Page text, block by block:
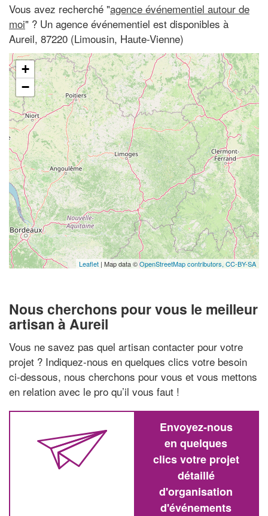
Vous avez recherché "agence événementiel autour de
moi" ? Un agence événementiel est disponibles à
Aureil, 87220 (Limousin, Haute-Vienne)
+
−
Leaflet | Map data ©OpenStreetMap contributors, CC-BY-SA
Nous cherchons pour vous le meilleur
artisan à Aureil
Vous ne savez pas quel artisan contacter pour votre
projet ? Indiquez-nous en quelques clics votre besoin
ci-dessous, nous cherchons pour vous et vous mettons
en relation avec le pro qu’il vous faut !
Envoyez-nous
en quelques
clics votre projet
détaillé
d'organisation
d'événements